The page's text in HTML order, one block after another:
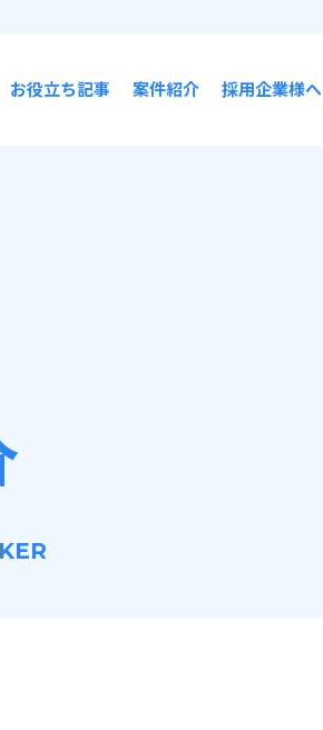
お役立ち記事 案件紹介 採用企業様へ